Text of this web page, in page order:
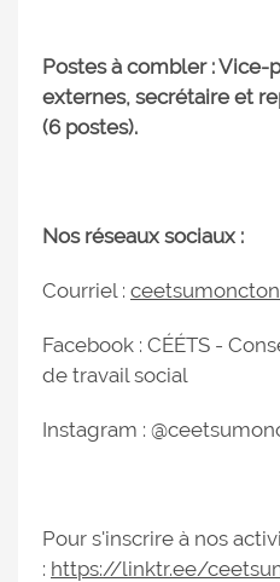
Postes à combler : Vice-
externes, secrétaire et
(6 postes).
Nos réseaux sociaux :
Courriel :
Facebook : CÉÉTS -
de travail social
Instagram :
Pour s'inscrire à nos
: https://linktr.ee/